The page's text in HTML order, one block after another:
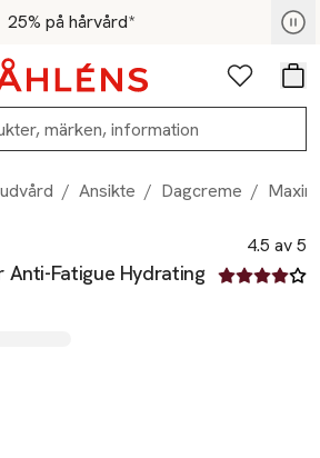
25% på hårvård*
- Shoppa nu
Favoriter
/ Ansikte / Dagcreme /
Anti-Fatigue Hydrating
4.5 av 5
4.5 av fem